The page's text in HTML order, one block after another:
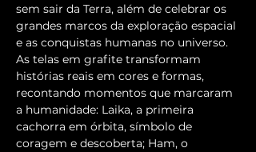
sem sair da Terra, além de celebrar os
grandes marcos da exploração espacial
e as conquistas humanas no universo.
As telas em grafite transformam
histórias reais em cores e formas,
recontando momentos que marcaram
a humanidade: Laika, a primeira
cachorra em órbita, símbolo de
coragem e descoberta; Ham, o